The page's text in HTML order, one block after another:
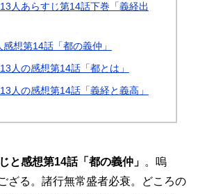
人あらすじ第14話下巻「義経出
想第14話「都の義仲」
人の感想第14話「都とは」
人の感想第14話「義経と義高」
と感想第14話「都の義仲」 。嗚
ざる。諸行無常盛者必衰。どころの